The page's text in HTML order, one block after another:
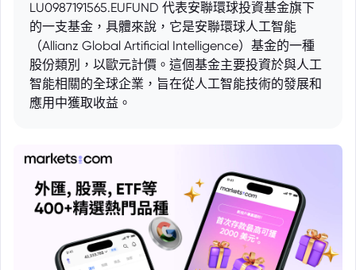
LU0987191565.EUFUND 代表安聯環球投資基金旗下
的一支基金，具體來說，它是安聯環球人工智能
（Allianz Global Artificial Intelligence）基金的一種
股份類別，以歐元計價。這個基金主要投資於與人工
智能相關的全球企業，旨在從人工智能技術的發展和
應用中獲取收益。